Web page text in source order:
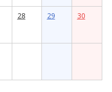
28 29 30